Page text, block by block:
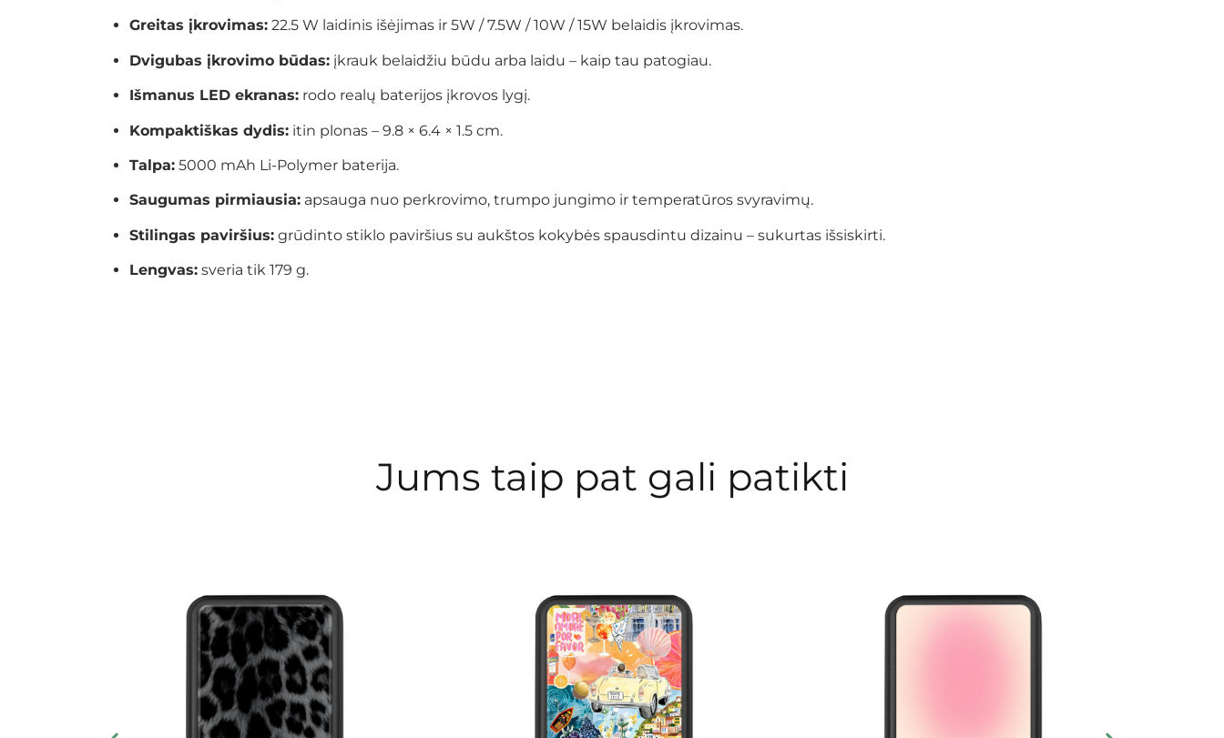
Greitas įkrovimas: 22.5 W laidinis išėjimas ir 5W / 7.5W / 10W / 15W belaidis įkrovimas.
Dvigubas įkrovimo būdas: įkrauk belaidžiu būdu arba laidu – kaip tau patogiau.
Išmanus LED ekranas: rodo realų baterijos įkrovos lygį.
Kompaktiškas dydis: itin plonas – 9.8 × 6.4 × 1.5 cm.
Talpa: 5000 mAh Li-Polymer baterija.
Saugumas pirmiausia: apsauga nuo perkrovimo, trumpo jungimo ir temperatūros svyravimų.
Stilingas paviršius: grūdinto stiklo paviršius su aukštos kokybės spausdintu dizainu – sukurtas išsiskirti.
Lengvas: sveria tik 179 g.
Jums taip pat gali patikti